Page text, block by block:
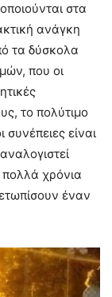
στα
ανάγκη
τα δύσκολα
που οι
το πολύτιμο
συνέπειες είναι
πολλά χρόνια
έναν